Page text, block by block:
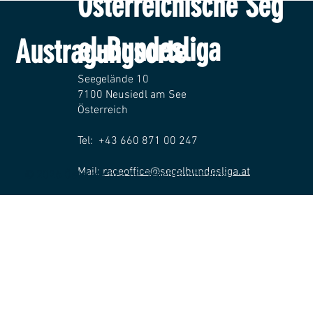
el-Bundesliga
Seegelände 10
7100 Neusiedl am See
Österreich
Tel: +43 660 871 00 247
Mail: raceoffice@segelbundesliga.at
© 2026 Österreichische Segel-Bundesliga
Austragungsorte